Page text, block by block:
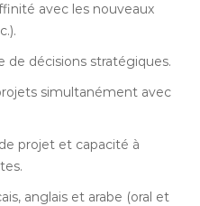
avec les nouveaux
de décisions stratégiques.
simultanément avec
projet et capacité à
anglais et arabe (oral et